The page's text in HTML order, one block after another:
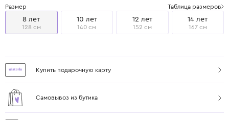
Размер Таблица размеров
8 лет
128 см
10 лет
140 см
12 лет
152 см
14 лет
167 см
Купить подарочную карту
Самовывоз из бутика